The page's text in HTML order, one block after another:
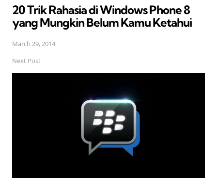
20 Trik Rahasia di Windows Phone 8
yang Mungkin Belum Kamu Ketahui
March 29, 2014
Next Post